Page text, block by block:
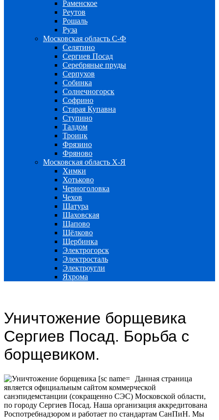
Раменское
Реутов
Рошаль
Руза
Московская область С-Ф
Селятино
Сергиев Посад
Серебряные пруды
Серпухов
Собинка
Солнечногорск
Софрино
Старая Купавна
Ступино
Талдом
Троицк
Фрязино
Фряново
Московская область Х-Я
Химки
Хотьково
Черноголовка
Чехов
Шатура
Шаховская
Щапово
Щёлково
Щербинка
Электрогорск
Электросталь
Электроугли
Яхрома
Уничтожение борщевика
Сергиев Посад. Борьба с
борщевиком.
Данная страница
является официальным сайтом коммерческой
санэпидемстанции (сокращенно СЭС) Московской области,
по городу Сергиев Посад. Наша организация аккредитована
Роспотребнадзором и работает по стандартам СанПиН. Мы